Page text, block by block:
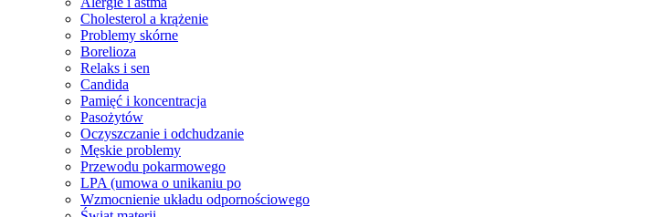
Cholesterol a krążenie
Problemy skórne
Borelioza
Relaks i sen
Candida
Pamięć i koncentracja
Pasożytów
Oczyszczanie i odchudzanie
Męskie problemy
Przewodu pokarmowego
LPA (umowa o unikaniu po
Wzmocnienie układu odpornościowego